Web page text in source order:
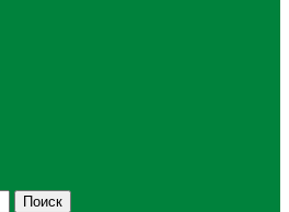
Поиск